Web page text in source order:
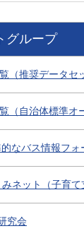
グループ
（推奨データセ
（自治体標準オ
なバス情報フォ
ネット（子育て
究会